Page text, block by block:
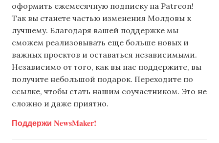
оформить ежемесячную подписку на Patreon!
Так вы станете частью изменения Молдовы к
лучшему. Благодаря вашей поддержке мы
сможем реализовывать еще больше новых и
важных проектов и оставаться независимыми.
Независимо от того, как вы нас поддержите, вы
получите небольшой подарок. Переходите по
ссылке, чтобы стать нашим соучастником. Это не
сложно и даже приятно.
Поддержи NewsMaker!